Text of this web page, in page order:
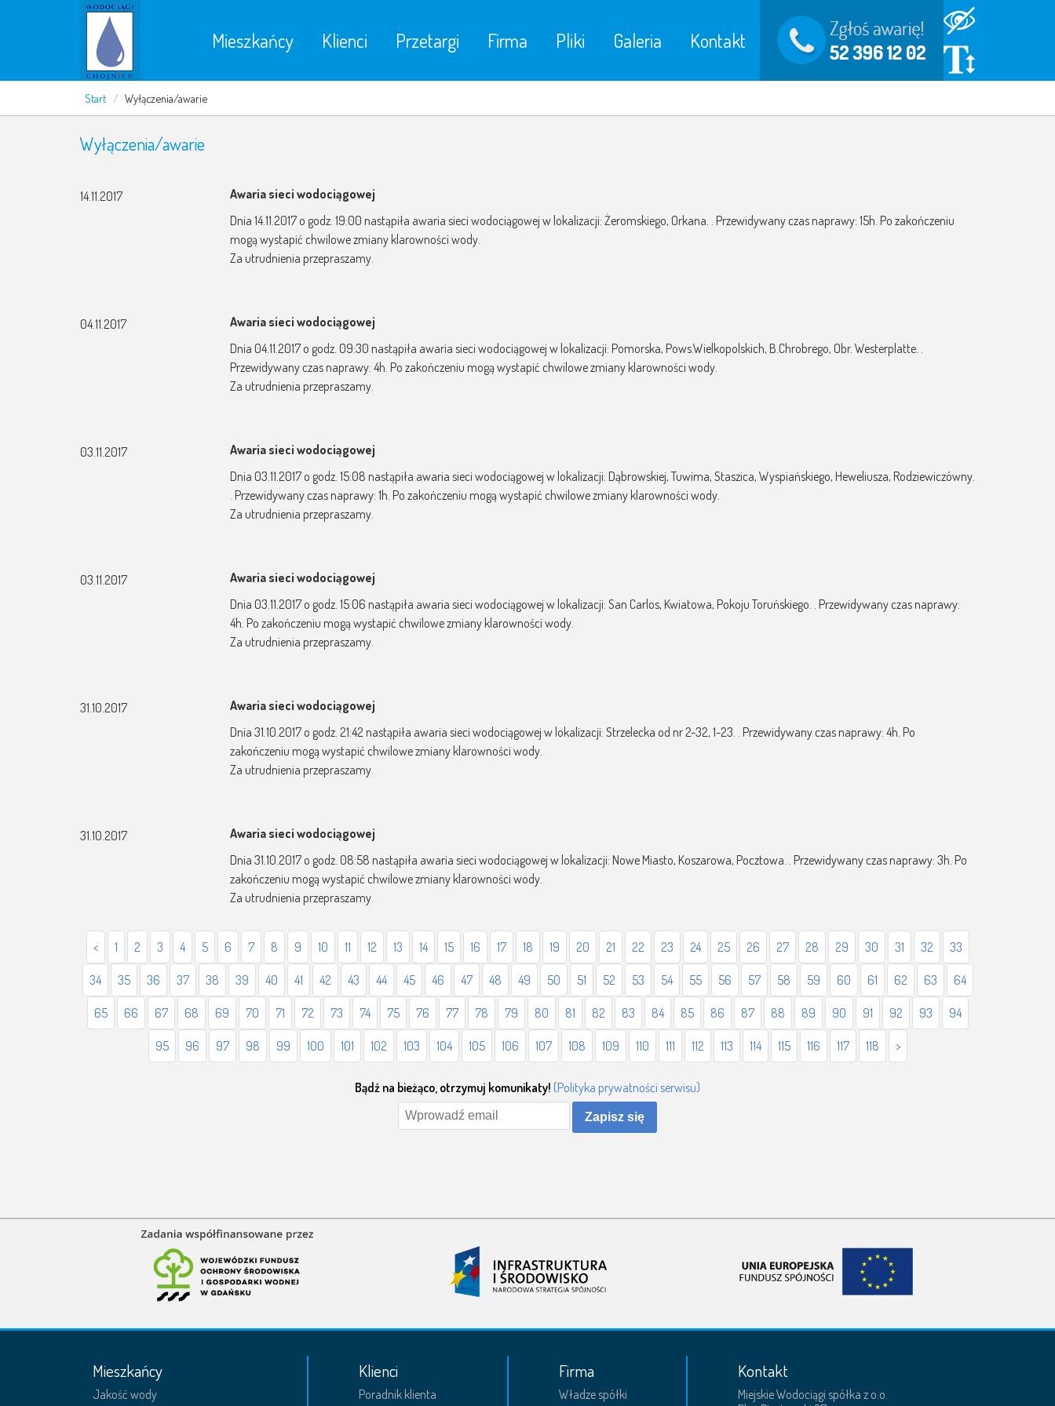
Mieszkańcy Klienci Przetargi Firma Pliki Galeria Kontakt
Start / Wyłączenia/awarie
Wyłączenia/awarie
14.11.2017
Awaria sieci wodociągowej
Dnia 14.11.2017 o godz. 19:00 nastąpiła awaria sieci wodociągowej w lokalizacji: Żeromskiego, Orkana. . Przewidywany czas naprawy: 15h. Po zakończeniu
mogą wystapić chwilowe zmiany klarowności wody.
Za utrudnienia przepraszamy.
04.11.2017
Awaria sieci wodociągowej
Dnia 04.11.2017 o godz. 09:30 nastąpiła awaria sieci wodociągowej w lokalizacji: Pomorska, Pows.Wielkopolskich, B.Chrobrego, Obr. Westerplatte. .
Przewidywany czas naprawy: 4h. Po zakończeniu mogą wystapić chwilowe zmiany klarowności wody.
Za utrudnienia przepraszamy.
03.11.2017
Awaria sieci wodociągowej
Dnia 03.11.2017 o godz. 15:08 nastąpiła awaria sieci wodociągowej w lokalizacji: Dąbrowskiej, Tuwima, Staszica, Wyspiańskiego, Heweliusza, Rodziewiczówny.
. Przewidywany czas naprawy: 1h. Po zakończeniu mogą wystapić chwilowe zmiany klarowności wody.
Za utrudnienia przepraszamy.
03.11.2017
Awaria sieci wodociągowej
Dnia 03.11.2017 o godz. 15:06 nastąpiła awaria sieci wodociągowej w lokalizacji: San Carlos, Kwiatowa, Pokoju Toruńskiego. . Przewidywany czas naprawy:
4h. Po zakończeniu mogą wystapić chwilowe zmiany klarowności wody.
Za utrudnienia przepraszamy.
31.10.2017
Awaria sieci wodociągowej
Dnia 31.10.2017 o godz. 21:42 nastąpiła awaria sieci wodociągowej w lokalizacji: Strzelecka od nr 2-32, 1-23. . Przewidywany czas naprawy: 4h. Po
zakończeniu mogą wystapić chwilowe zmiany klarowności wody.
Za utrudnienia przepraszamy.
31.10.2017
Awaria sieci wodociągowej
Dnia 31.10.2017 o godz. 08:58 nastąpiła awaria sieci wodociągowej w lokalizacji: Nowe Miasto, Koszarowa, Pocztowa. . Przewidywany czas naprawy: 3h. Po
zakończeniu mogą wystapić chwilowe zmiany klarowności wody.
Za utrudnienia przepraszamy.
< 1 2 3 4 5 6 7 8 9 10 11 12 13 14 15 16 17 18 19 20 21 22 23 24 25 26 27 28 29 30 31 32 33
34 35 36 37 38 39 40 41 42 43 44 45 46 47 48 49 50 51 52 53 54 55 56 57 58 59 60 61 62 63 64
65 66 67 68 69 70 71 72 73 74 75 76 77 78 79 80 81 82 83 84 85 86 87 88 89 90 91 92 93 94
95 96 97 98 99 100 101 102 103 104 105 106 107 108 109 110 111 112 113 114 115 116 117 118 >
Bądź na bieżąco, otrzymuj komunikaty! (Polityka prywatności serwisu)
Zapisz się
Mieszkańcy
Jakość wody
Klienci
Poradnik klienta
Firma
Władze spółki
Kontakt
Miejskie Wodociągi spółka z o.o.